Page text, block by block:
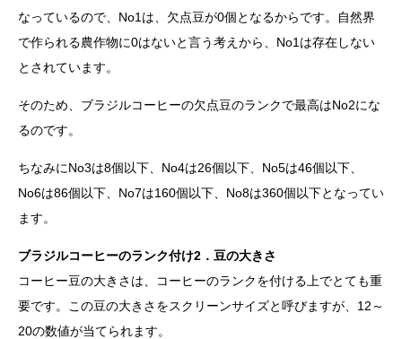
なっているので、No1は、欠点豆が0個となるからです。自然界
で作られる農作物に0はないと言う考えから、No1は存在しない
とされています。
そのため、ブラジルコーヒーの欠点豆のランクで最高はNo2にな
るのです。
ちなみにNo3は8個以下、No4は26個以下、No5は46個以下、
No6は86個以下、No7は160個以下、No8は360個以下となってい
ます。
ブラジルコーヒーのランク付け2．豆の大きさ
コーヒー豆の大きさは、コーヒーのランクを付ける上でとても重
要です。この豆の大きさをスクリーンサイズと呼びますが、12～
20の数値が当てられます。